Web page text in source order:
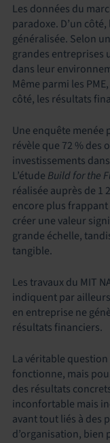
Les données du
paradoxe. D’un
généralisée. Selon
grandes entreprises
dans leur
Même parmi les
côté, les résultats
Une enquête menée
révèle que 72 %
investissements
L’étude Build for the
réalisée auprès de 1
encore plus frappant
créer une valeur
grande échelle,
tangible.
Les travaux du MIT
indiquent par
en entreprise ne
résultats financiers.
La véritable question
fonctionne, mais
des résultats
inconfortable mais
avant tout liés à des
d’organisation, bien